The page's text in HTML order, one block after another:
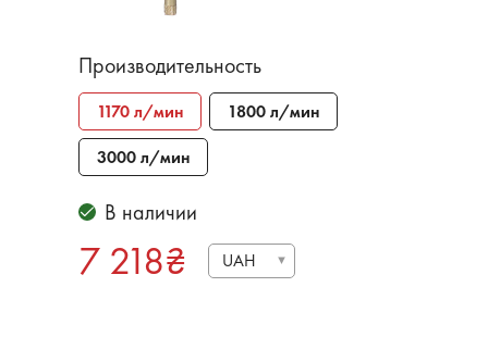
Производительность
1170 л/мин
1800 л/мин
3000 л/мин
В наличии
7 218₴ UAH